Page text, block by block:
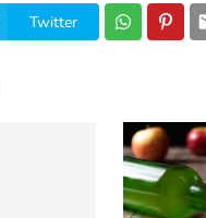
Twitter